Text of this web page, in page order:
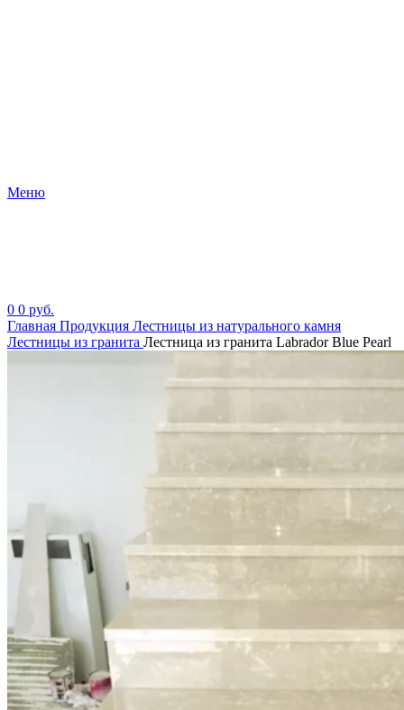
Меню
0 0 руб.
Главная Продукция Лестницы из натурального камня
Лестницы из гранита Лестница из гранита Labrador Blue Pearl